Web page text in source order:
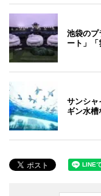
池袋のプ
ート」
サンシャ
ギン水